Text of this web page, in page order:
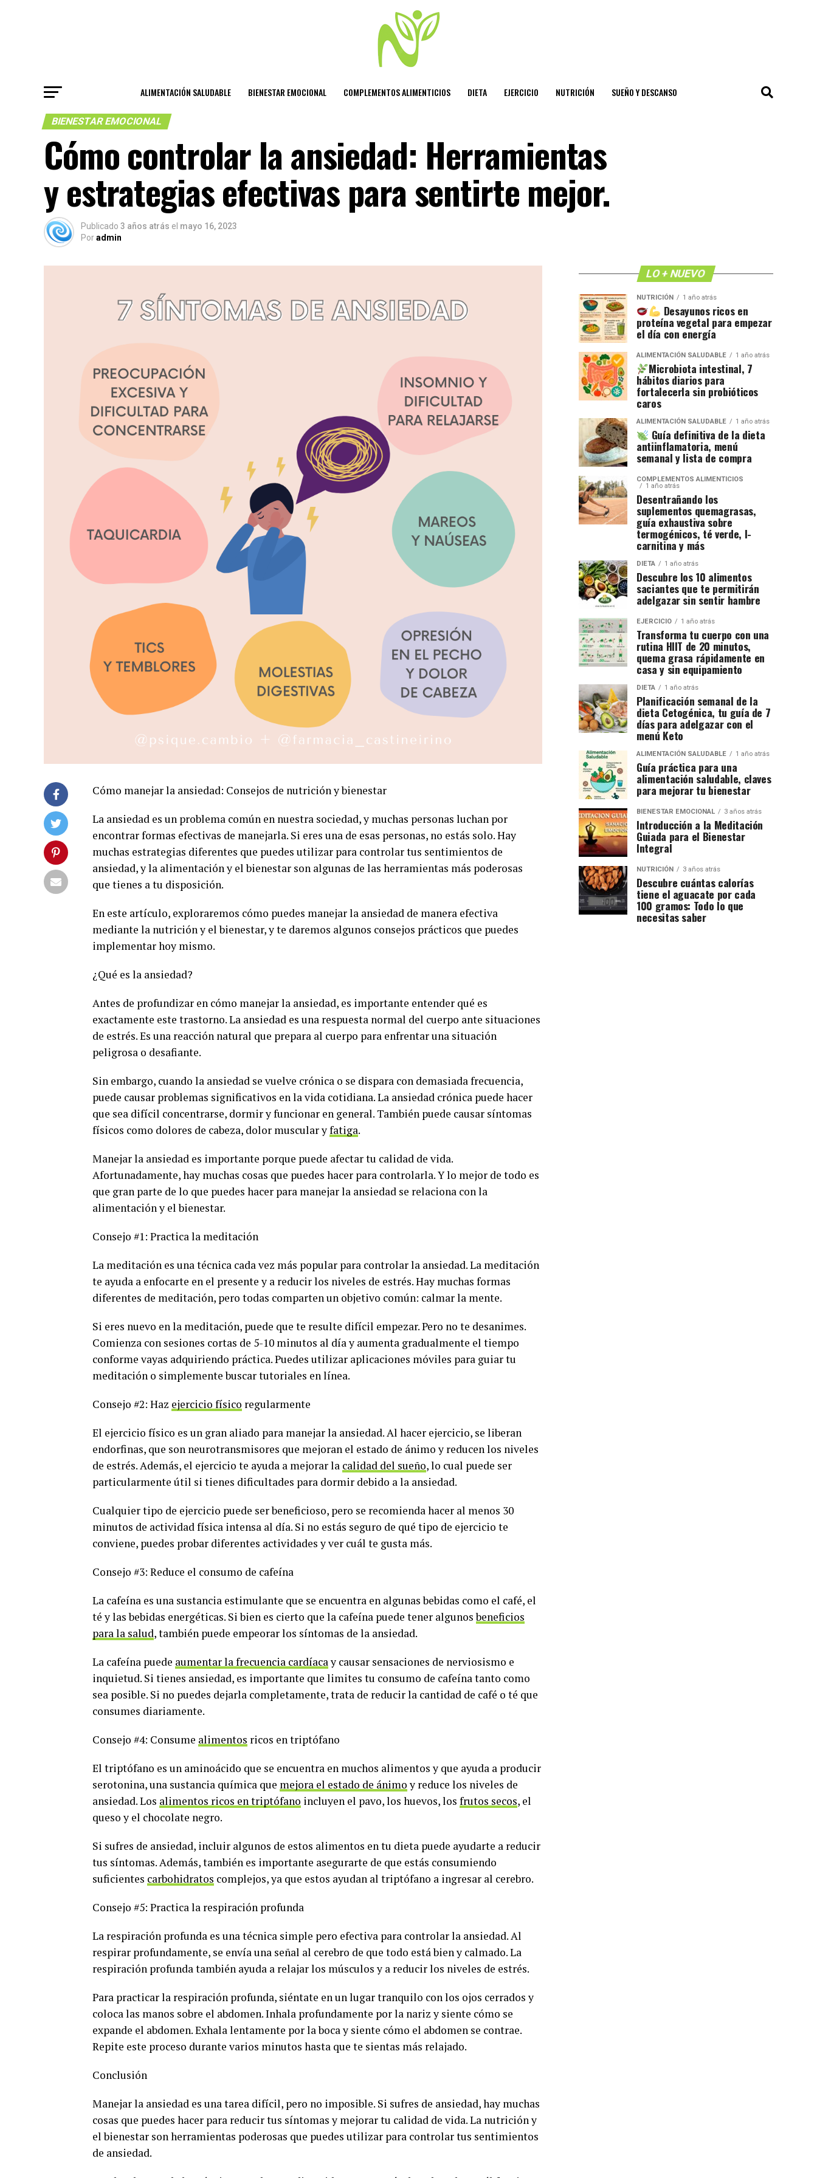
ALIMENTACIÓN SALUDABLE BIENESTAR EMOCIONAL COMPLEMENTOS ALIMENTICIOS DIETA EJERCICIO NUTRICIÓN SUEÑO Y DESCANSO
BIENESTAR EMOCIONAL
Cómo controlar la ansiedad: Herramientas
y estrategias efectivas para sentirte mejor.
Publicado 3 años atrás el mayo 16, 2023
Poradmin
Cómo manejar la ansiedad: Consejos de nutrición y bienestar
La ansiedad es un problema común en nuestra sociedad, y muchas personas luchan por
encontrar formas efectivas de manejarla. Si eres una de esas personas, no estás solo. Hay
muchas estrategias diferentes que puedes utilizar para controlar tus sentimientos de
ansiedad, y la alimentación y el bienestar son algunas de las herramientas más poderosas
que tienes a tu disposición.
En este artículo, exploraremos cómo puedes manejar la ansiedad de manera efectiva
mediante la nutrición y el bienestar, y te daremos algunos consejos prácticos que puedes
implementar hoy mismo.
¿Qué es la ansiedad?
Antes de profundizar en cómo manejar la ansiedad, es importante entender qué es
exactamente este trastorno. La ansiedad es una respuesta normal del cuerpo ante situaciones
de estrés. Es una reacción natural que prepara al cuerpo para enfrentar una situación
peligrosa o desafiante.
Sin embargo, cuando la ansiedad se vuelve crónica o se dispara con demasiada frecuencia,
puede causar problemas significativos en la vida cotidiana. La ansiedad crónica puede hacer
que sea difícil concentrarse, dormir y funcionar en general. También puede causar síntomas
físicos como dolores de cabeza, dolor muscular yfatiga.
Manejar la ansiedad es importante porque puede afectar tu calidad de vida.
Afortunadamente, hay muchas cosas que puedes hacer para controlarla. Y lo mejor de todo es
que gran parte de lo que puedes hacer para manejar la ansiedad se relaciona con la
alimentación y el bienestar.
Consejo #1: Practica la meditación
La meditación es una técnica cada vez más popular para controlar la ansiedad. La meditación
te ayuda a enfocarte en el presente y a reducir los niveles de estrés. Hay muchas formas
diferentes de meditación, pero todas comparten un objetivo común: calmar la mente.
Si eres nuevo en la meditación, puede que te resulte difícil empezar. Pero no te desanimes.
Comienza con sesiones cortas de 5-10 minutos al día y aumenta gradualmente el tiempo
conforme vayas adquiriendo práctica. Puedes utilizar aplicaciones móviles para guiar tu
meditación o simplemente buscar tutoriales en línea.
Consejo #2: Haz ejercicio físico regularmente
El ejercicio físico es un gran aliado para manejar la ansiedad. Al hacer ejercicio, se liberan
endorfinas, que son neurotransmisores que mejoran el estado de ánimo y reducen los niveles
de estrés. Además, el ejercicio te ayuda a mejorar la calidad del sueño, lo cual puede ser
particularmente útil si tienes dificultades para dormir debido a la ansiedad.
Cualquier tipo de ejercicio puede ser beneficioso, pero se recomienda hacer al menos 30
minutos de actividad física intensa al día. Si no estás seguro de qué tipo de ejercicio te
conviene, puedes probar diferentes actividades y ver cuál te gusta más.
Consejo #3: Reduce el consumo de cafeína
La cafeína es una sustancia estimulante que se encuentra en algunas bebidas como el café, el
té y las bebidas energéticas. Si bien es cierto que la cafeína puede tener algunosbeneficios
para la salud, también puede empeorar los síntomas de la ansiedad.
La cafeína puede aumentar la frecuencia cardíacay causar sensaciones de nerviosismo e
inquietud. Si tienes ansiedad, es importante que limites tu consumo de cafeína tanto como
sea posible. Si no puedes dejarla completamente, trata de reducir la cantidad de café o té que
consumes diariamente.
Consejo #4: Consume alimentos ricos en triptófano
El triptófano es un aminoácido que se encuentra en muchos alimentos y que ayuda a producir
serotonina, una sustancia química que mejora el estado de ánimoy reduce los niveles de
ansiedad. Los alimentos ricos en triptófano incluyen el pavo, los huevos, los frutos secos, el
queso y el chocolate negro.
Si sufres de ansiedad, incluir algunos de estos alimentos en tu dieta puede ayudarte a reducir
tus síntomas. Además, también es importante asegurarte de que estás consumiendo
suficientes carbohidratos complejos, ya que estos ayudan al triptófano a ingresar al cerebro.
Consejo #5: Practica la respiración profunda
La respiración profunda es una técnica simple pero efectiva para controlar la ansiedad. Al
respirar profundamente, se envía una señal al cerebro de que todo está bien y calmado. La
respiración profunda también ayuda a relajar los músculos y a reducir los niveles de estrés.
Para practicar la respiración profunda, siéntate en un lugar tranquilo con los ojos cerrados y
coloca las manos sobre el abdomen. Inhala profundamente por la nariz y siente cómo se
expande el abdomen. Exhala lentamente por la boca y siente cómo el abdomen se contrae.
Repite este proceso durante varios minutos hasta que te sientas más relajado.
Conclusión
Manejar la ansiedad es una tarea difícil, pero no imposible. Si sufres de ansiedad, hay muchas
cosas que puedes hacer para reducir tus síntomas y mejorar tu calidad de vida. La nutrición y
el bienestar son herramientas poderosas que puedes utilizar para controlar tus sentimientos
de ansiedad.
LO + NUEVO
NUTRICIÓN 1 año atrás
Desayunos ricos en
proteína vegetal para empezar
el día con energía
ALIMENTACIÓN SALUDABLE 1 año atrás
Microbiota intestinal, 7
hábitos diarios para
fortalecerla sin probióticos
caros
ALIMENTACIÓN SALUDABLE 1 año atrás
Guía definitiva de la dieta
antiinflamatoria, menú
semanal y lista de compra
COMPLEMENTOS ALIMENTICIOS
1 año atrás
Desentrañando los
suplementos quemagrasas,
guía exhaustiva sobre
termogénicos, té verde, l-
carnitina y más
DIETA 1 año atrás
Descubre los 10 alimentos
saciantes que te permitirán
adelgazar sin sentir hambre
EJERCICIO 1 año atrás
Transforma tu cuerpo con una
rutina HIIT de 20 minutos,
quema grasa rápidamente en
casa y sin equipamiento
DIETA 1 año atrás
Planificación semanal de la
dieta Cetogénica, tu guía de 7
días para adelgazar con el
menú Keto
ALIMENTACIÓN SALUDABLE 1 año atrás
Guía práctica para una
alimentación saludable, claves
para mejorar tu bienestar
BIENESTAR EMOCIONAL 3 años atrás
Introducción a la Meditación
Guiada para el Bienestar
Integral
NUTRICIÓN 3 años atrás
Descubre cuántas calorías
tiene el aguacate por cada
100 gramos: Todo lo que
necesitas saber